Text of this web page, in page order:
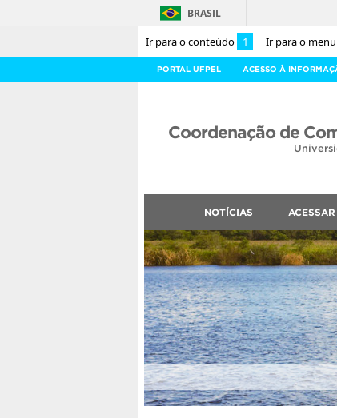
Ir para o conteúdo 1 Ir para o menu
BRASIL
PORTAL UFPEL ACESSO À
Coordenação de
NOTÍCIAS